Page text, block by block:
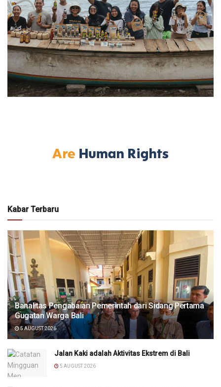
Kabar Terbaru
Banalitas Pengabaian Pemerintah dari Sidang Pertama
Gugatan Warga Bali
5 AUGUST 2026
Jalan Kaki adalah Aktivitas Ekstrem di Bali
5 AUGUST 2026